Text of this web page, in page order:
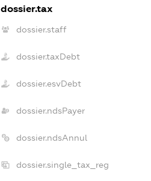
dossier.tax
dossier.staff
dossier.taxDebt
dossier.esvDebt
dossier.ndsPayer
dossier.ndsAnnul
dossier.single_tax_reg